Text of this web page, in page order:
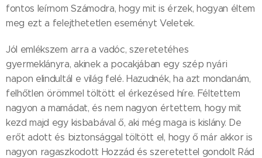
fontos leírnom Számodra, hogy mit is érzek, hogyan éltem
meg ezt a felejthetetlen eseményt Veletek.
Jól emlékszem arra a vadóc, szeretetéhes
gyermeklányra, akinek a pocakjában egy szép nyári
napon elindultál e világ felé. Hazudnék, ha azt mondanám,
felhőtlen örömmel töltött el érkezésed híre. Féltettem
nagyon a mamádat, és nem nagyon értettem, hogy mit
kezd majd egy kisbabával ő, aki még maga is kislány. De
erőt adott és biztonsággal töltött el, hogy ő már akkor is
nagyon ragaszkodott Hozzád és szeretettel gondolt Rád